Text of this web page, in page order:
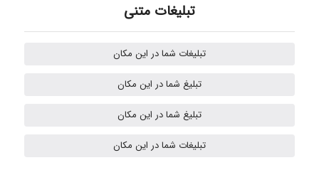
تبلیغات متنی
تبلیغات شما در این مکان
تبلیغ شما در این مکان
تبلیغ شما در این مکان
تبلیغات شما در این مکان